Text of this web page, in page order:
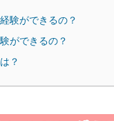
験ができるの？
ができるの？
？